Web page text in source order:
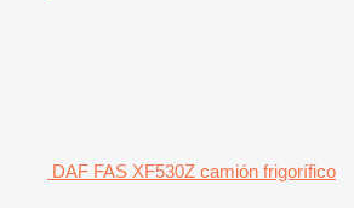
DAF FAS XF530Z camión frigorífico